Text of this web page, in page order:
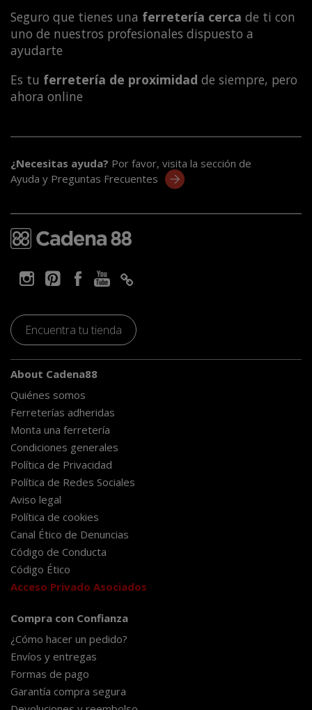
Seguro que tienes una ferretería cerca de ti con
uno de nuestros profesionales dispuesto a
ayudarte
Es tu ferretería de proximidad de siempre, pero
ahora online
¿Necesitas ayuda? Por favor, visita la sección de
Ayuda y Preguntas Frecuentes
Encuentra tu tienda
About Cadena88
Quiénes somos
Ferreterías adheridas
Monta una ferretería
Condiciones generales
Política de Privacidad
Política de Redes Sociales
Aviso legal
Política de cookies
Canal Ético de Denuncias
Código de Conducta
Código Ético
Acceso Privado Asociados
Compra con Confianza
¿Cómo hacer un pedido?
Envíos y entregas
Formas de pago
Garantía compra segura